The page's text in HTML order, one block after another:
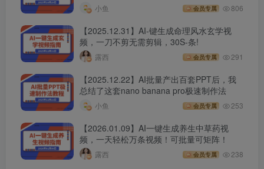
小鱼 会员专属 806
【2025.12.31】AI-键生成命理风水玄学视
频，一刀不剪无需剪辑，30S-条!
露西 会员专属 291
【2025.12.22】AI批量产出百套PPT后，我
总结了这套nano banana pro极速制作法
小鱼 会员专属 253
【2026.01.09】AI一键生成养生中草药视
频，一天轻松万条视频！可批量可矩阵！
露西 会员专属 238